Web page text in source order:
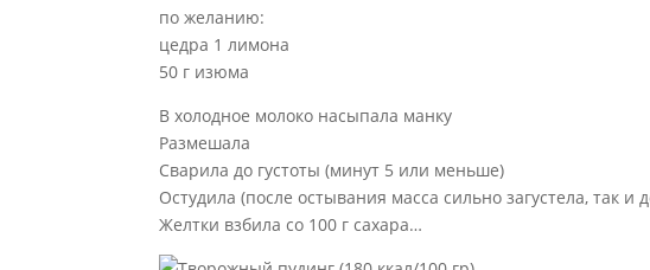
по желанию:
цедра 1 лимона
50 г изюма
В холодное молоко насыпала манку
Размешала
Сварила до густоты (минут 5 или меньше)
Остудила (после остывания масса сильно загустела, так и
Желтки взбила со 100 г сахара…